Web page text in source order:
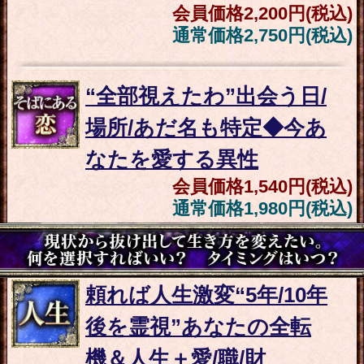
赤面注意※H相性/フェチ/
口説き方【あの人全部を
通常価格2,530円(税込)
想い届いて報われる≪片
想い強制成就17項≫あの
人の決断/2人の恋結末
1,540円(税込)
通常価格1,980円(税込)
既婚者/恋人アリ/年の差
※苦しい恋に決着◆曖昧
な彼の本音/2人の最後
会員価格1,320円(税込)
通常価格1,650円(税込)